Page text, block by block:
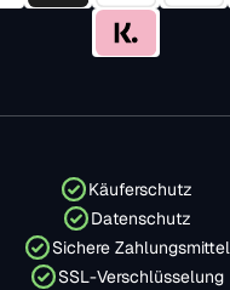
Käuferschutz
Datenschutz
Sichere Zahlungsmittel
SSL-Verschlüsselung